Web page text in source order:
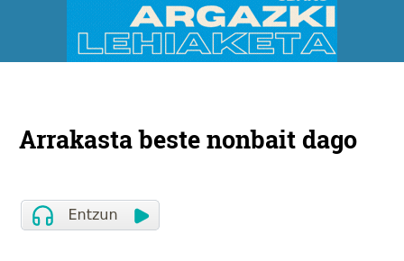
Arrakasta beste nonbait dago